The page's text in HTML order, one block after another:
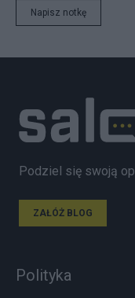
Napisz notkę
Podziel się swoją
ZAŁÓŻ BLOG
Polityka